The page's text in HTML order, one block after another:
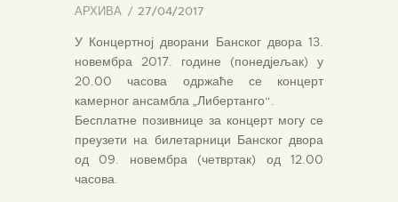
АРХИВА 27/04/2017
У Концертној дворани Банског двора 13.
новембра 2017. године (понедјељак) у
20.00 часова одржаће се концерт
камерног ансамбла „Либертанго“.
Бесплатне позивнице за концерт могу се
преузети на билетарници Банског двора
од 09. новембра (четвртак) од 12.00
часова.